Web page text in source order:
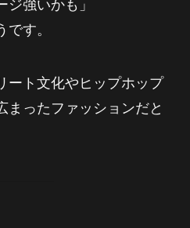
ジ強いかも」
す。
ート文化やヒップホップ
まったファッションだと